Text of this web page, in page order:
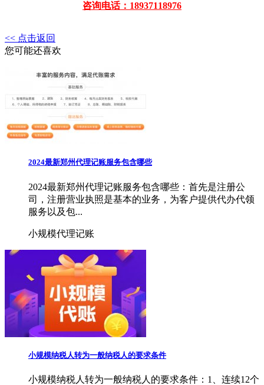
咨询电话：18937118976
<< 点击返回
您可能还喜欢
2024最新郑州代理记账服务包含哪些
2024最新郑州代理记账服务包含哪些：首先是注册公
司，注册营业执照是基本的业务，为客户提供代办代领
服务以及包...
小规模代理记账
小规模纳税人转为一般纳税人的要求条件
小规模纳税人转为一般纳税人的要求条件：1、连续12个